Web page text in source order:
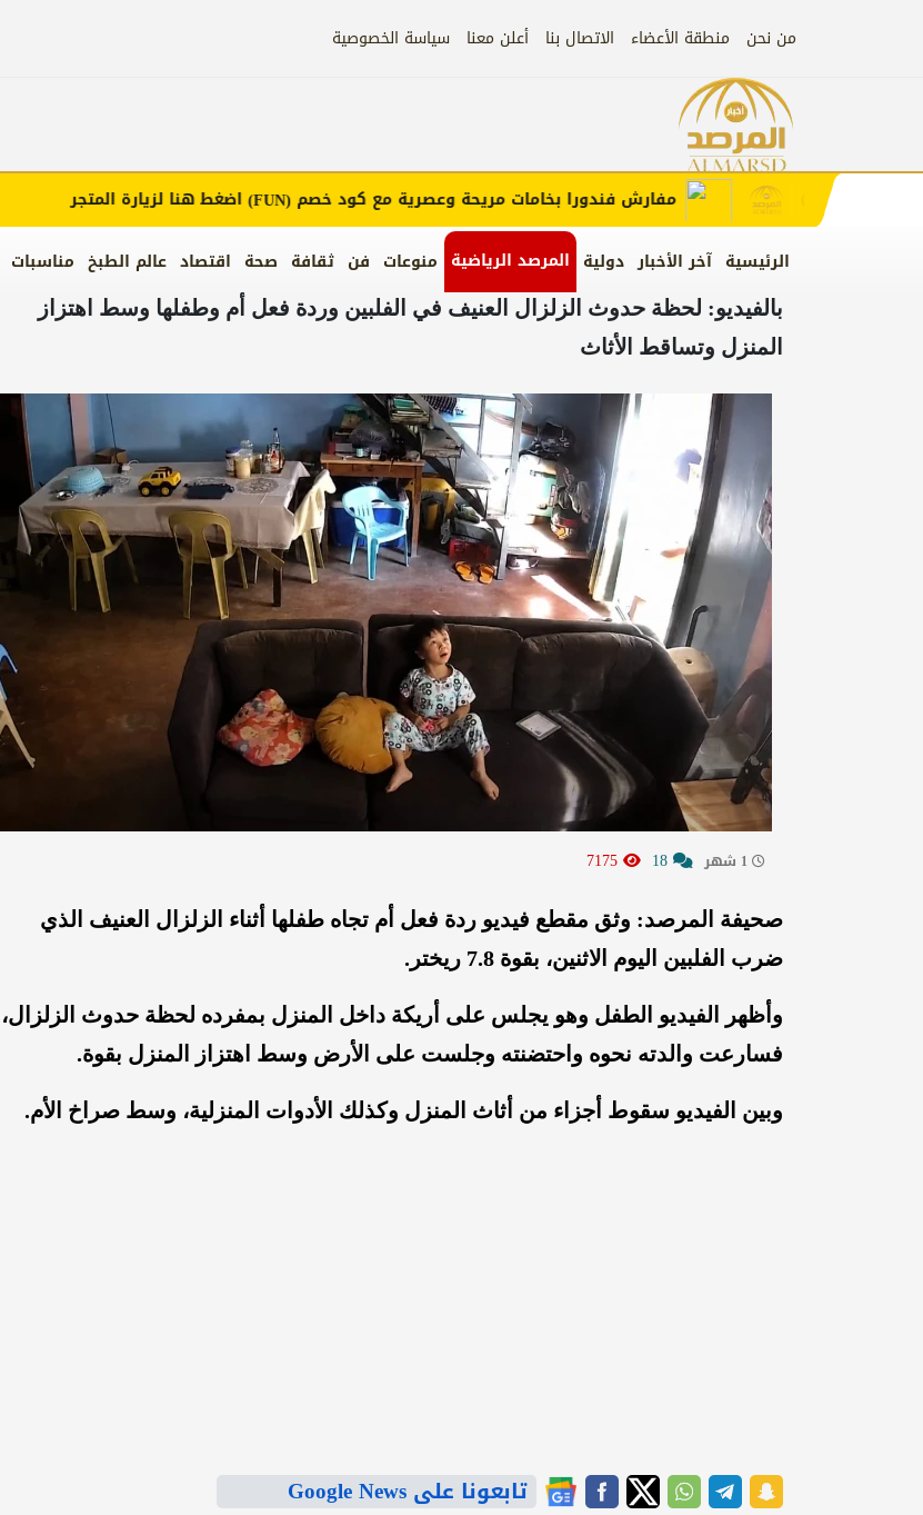
من نحن منطقة الأعضاء الاتصال بنا أعلن معنا سياسة الخصوصية
الرئيسية آخر الأخبار دولية المرصد الرياضية منوعات فن ثقافة صحة اقتصاد عالم الطبخ مناسبات
مفارش فندورا بخامات مريحة وعصرية مع كود خصم(FUN)اضغط هنا لزيارة المتجر
بالفيديو: لحظة حدوث الزلزال العنيف في الفلبين وردة فعل أم وطفلها وسط اهتزاز
المنزل وتساقط الأثاث
صحيفة المرصد: وثق مقطع فيديو ردة فعل أم تجاه طفلها أثناء الزلزال العنيف الذي
ضرب الفلبين اليوم الاثنين، بقوة 7.8 ريختر.
وأظهر الفيديو الطفل وهو يجلس على أريكة داخل المنزل بمفرده لحظة حدوث الزلزال،
فسارعت والدته نحوه واحتضنته وجلست على الأرض وسط اهتزاز المنزل بقوة.
وبين الفيديو سقوط أجزاء من أثاث المنزل وكذلك الأدوات المنزلية، وسط صراخ الأم.
تابعونا على Google News